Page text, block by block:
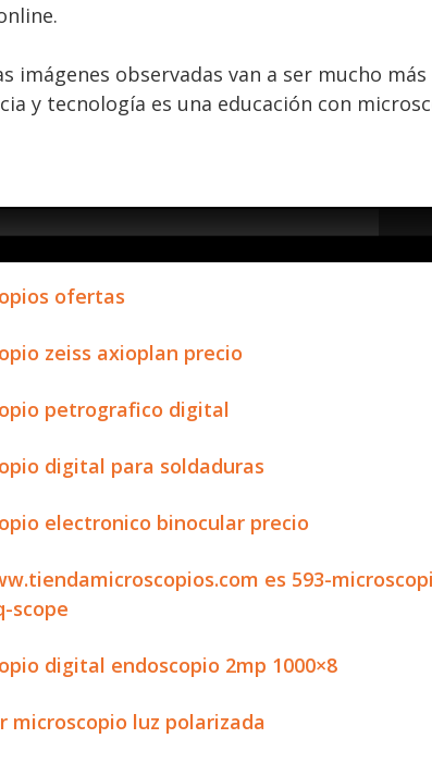
imágenes observadas van a ser mucho
y tecnología es una educación con
ofertas
zeiss axioplan precio
petrografico digital
digital para soldaduras
electronico binocular precio
es 593-
scope
digital endoscopio 2mp 1000×8
microscopio luz polarizada